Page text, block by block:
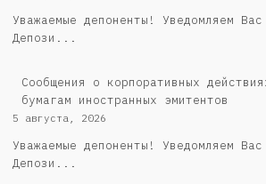
Уважаемые депоненты! Уведомляем
Депози...
Сообщения о корпоративных
бумагам иностранных эмитентов
5 августа, 2026
Уважаемые депоненты! Уведомляем
Депози...